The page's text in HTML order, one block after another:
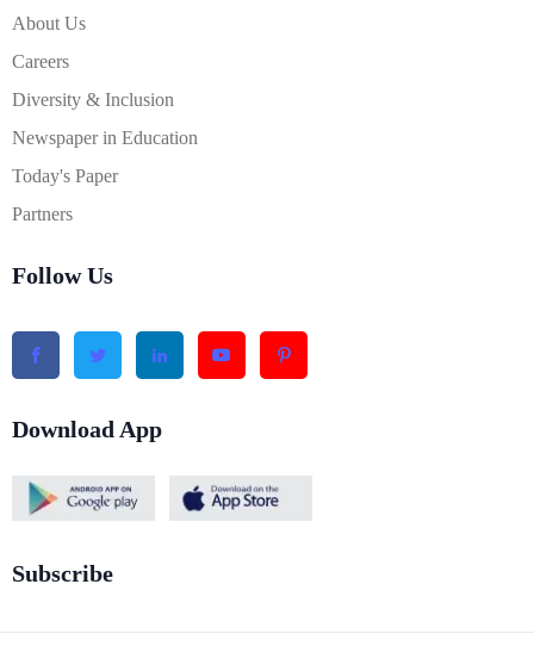
About Us
Careers
Diversity & Inclusion
Newspaper in Education
Today's Paper
Partners
Follow Us
Download App
Subscribe